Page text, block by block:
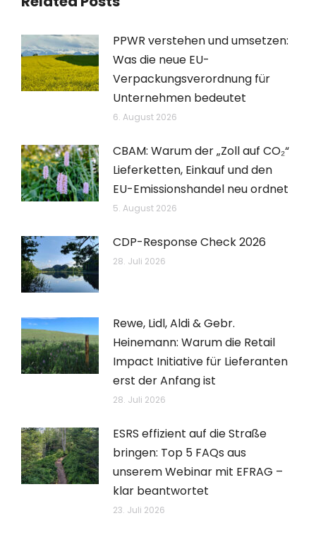
PPWR verstehen und umsetzen:
Was die neue EU-
Verpackungsverordnung für
Unternehmen bedeutet
6. August 2026
CBAM: Warum der „Zoll auf CO₂“
Lieferketten, Einkauf und den
EU-Emissionshandel neu ordnet
5. August 2026
CDP-Response Check 2026
28. Juli 2026
Rewe, Lidl, Aldi & Gebr.
Heinemann: Warum die Retail
Impact Initiative für Lieferanten
erst der Anfang ist
28. Juli 2026
ESRS effizient auf die Straße
bringen: Top 5 FAQs aus
unserem Webinar mit EFRAG –
klar beantwortet
23. Juli 2026